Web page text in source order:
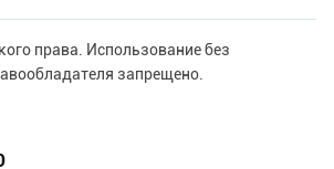
права. Использование без
запрещено.